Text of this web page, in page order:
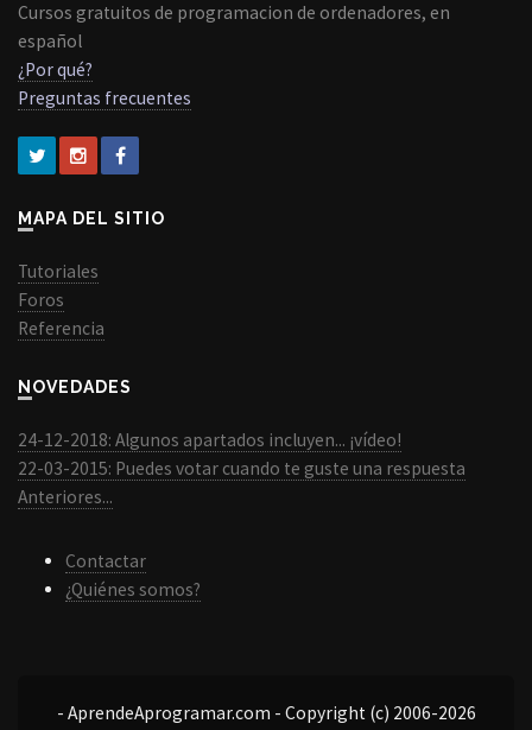
Cursos gratuitos de programacion de ordenadores, en
español
¿Por qué?
Preguntas frecuentes
MAPA DEL SITIO
Tutoriales
Foros
Referencia
NOVEDADES
24-12-2018: Algunos apartados incluyen... ¡vídeo!
22-03-2015: Puedes votar cuando te guste una respuesta
Anteriores...
Contactar
¿Quiénes somos?
- AprendeAprogramar.com - Copyright (c) 2006-2026